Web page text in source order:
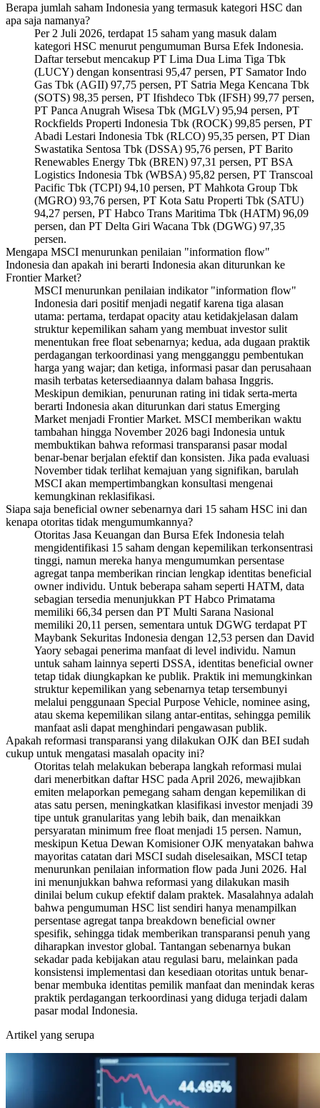
Berapa jumlah saham Indonesia yang termasuk kategori HSC dan
apa saja namanya?
Per 2 Juli 2026, terdapat 15 saham yang masuk dalam
kategori HSC menurut pengumuman Bursa Efek Indonesia.
Daftar tersebut mencakup PT Lima Dua Lima Tiga Tbk
(LUCY) dengan konsentrasi 95,47 persen, PT Samator Indo
Gas Tbk (AGII) 97,75 persen, PT Satria Mega Kencana Tbk
(SOTS) 98,35 persen, PT Ifishdeco Tbk (IFSH) 99,77 persen,
PT Panca Anugrah Wisesa Tbk (MGLV) 95,94 persen, PT
Rockfields Properti Indonesia Tbk (ROCK) 99,85 persen, PT
Abadi Lestari Indonesia Tbk (RLCO) 95,35 persen, PT Dian
Swastatika Sentosa Tbk (DSSA) 95,76 persen, PT Barito
Renewables Energy Tbk (BREN) 97,31 persen, PT BSA
Logistics Indonesia Tbk (WBSA) 95,82 persen, PT Transcoal
Pacific Tbk (TCPI) 94,10 persen, PT Mahkota Group Tbk
(MGRO) 93,76 persen, PT Kota Satu Properti Tbk (SATU)
94,27 persen, PT Habco Trans Maritima Tbk (HATM) 96,09
persen, dan PT Delta Giri Wacana Tbk (DGWG) 97,35
persen.
Mengapa MSCI menurunkan penilaian "information flow"
Indonesia dan apakah ini berarti Indonesia akan diturunkan ke
Frontier Market?
MSCI menurunkan penilaian indikator "information flow"
Indonesia dari positif menjadi negatif karena tiga alasan
utama: pertama, terdapat opacity atau ketidakjelasan dalam
struktur kepemilikan saham yang membuat investor sulit
menentukan free float sebenarnya; kedua, ada dugaan praktik
perdagangan terkoordinasi yang mengganggu pembentukan
harga yang wajar; dan ketiga, informasi pasar dan perusahaan
masih terbatas ketersediaannya dalam bahasa Inggris.
Meskipun demikian, penurunan rating ini tidak serta-merta
berarti Indonesia akan diturunkan dari status Emerging
Market menjadi Frontier Market. MSCI memberikan waktu
tambahan hingga November 2026 bagi Indonesia untuk
membuktikan bahwa reformasi transparansi pasar modal
benar-benar berjalan efektif dan konsisten. Jika pada evaluasi
November tidak terlihat kemajuan yang signifikan, barulah
MSCI akan mempertimbangkan konsultasi mengenai
kemungkinan reklasifikasi.
Siapa saja beneficial owner sebenarnya dari 15 saham HSC ini dan
kenapa otoritas tidak mengumumkannya?
Otoritas Jasa Keuangan dan Bursa Efek Indonesia telah
mengidentifikasi 15 saham dengan kepemilikan terkonsentrasi
tinggi, namun mereka hanya mengumumkan persentase
agregat tanpa memberikan rincian lengkap identitas beneficial
owner individu. Untuk beberapa saham seperti HATM, data
sebagian tersedia menunjukkan PT Habco Primatama
memiliki 66,34 persen dan PT Multi Sarana Nasional
memiliki 20,11 persen, sementara untuk DGWG terdapat PT
Maybank Sekuritas Indonesia dengan 12,53 persen dan David
Yaory sebagai penerima manfaat di level individu. Namun
untuk saham lainnya seperti DSSA, identitas beneficial owner
tetap tidak diungkapkan ke publik. Praktik ini memungkinkan
struktur kepemilikan yang sebenarnya tetap tersembunyi
melalui penggunaan Special Purpose Vehicle, nominee asing,
atau skema kepemilikan silang antar-entitas, sehingga pemilik
manfaat asli dapat menghindari pengawasan publik.
Apakah reformasi transparansi yang dilakukan OJK dan BEI sudah
cukup untuk mengatasi masalah opacity ini?
Otoritas telah melakukan beberapa langkah reformasi mulai
dari menerbitkan daftar HSC pada April 2026, mewajibkan
emiten melaporkan pemegang saham dengan kepemilikan di
atas satu persen, meningkatkan klasifikasi investor menjadi 39
tipe untuk granularitas yang lebih baik, dan menaikkan
persyaratan minimum free float menjadi 15 persen. Namun,
meskipun Ketua Dewan Komisioner OJK menyatakan bahwa
mayoritas catatan dari MSCI sudah diselesaikan, MSCI tetap
menurunkan penilaian information flow pada Juni 2026. Hal
ini menunjukkan bahwa reformasi yang dilakukan masih
dinilai belum cukup efektif dalam praktek. Masalahnya adalah
bahwa pengumuman HSC list sendiri hanya menampilkan
persentase agregat tanpa breakdown beneficial owner
spesifik, sehingga tidak memberikan transparansi penuh yang
diharapkan investor global. Tantangan sebenarnya bukan
sekadar pada kebijakan atau regulasi baru, melainkan pada
konsistensi implementasi dan kesediaan otoritas untuk benar-
benar membuka identitas pemilik manfaat dan menindak keras
praktik perdagangan terkoordinasi yang diduga terjadi dalam
pasar modal Indonesia.
Artikel yang serupa